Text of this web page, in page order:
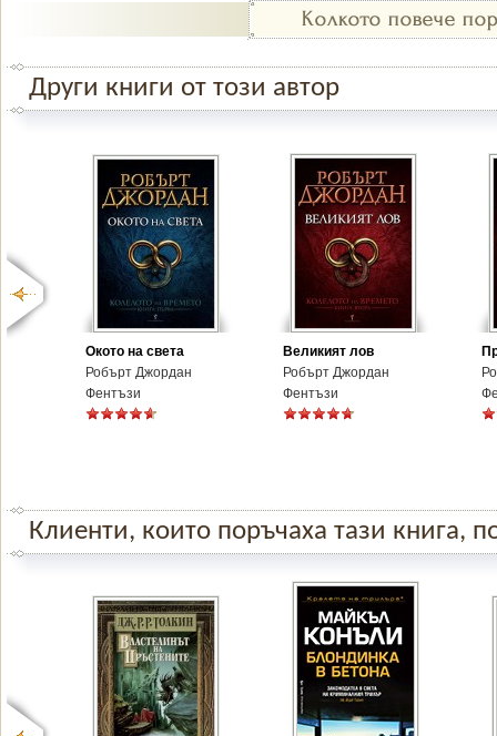
Други книги от този автор
Окото на света
Робърт Джордан
Фентъзи
Великият лов
Робърт Джордан
Фентъзи
Клиенти, които поръчаха тази книга,